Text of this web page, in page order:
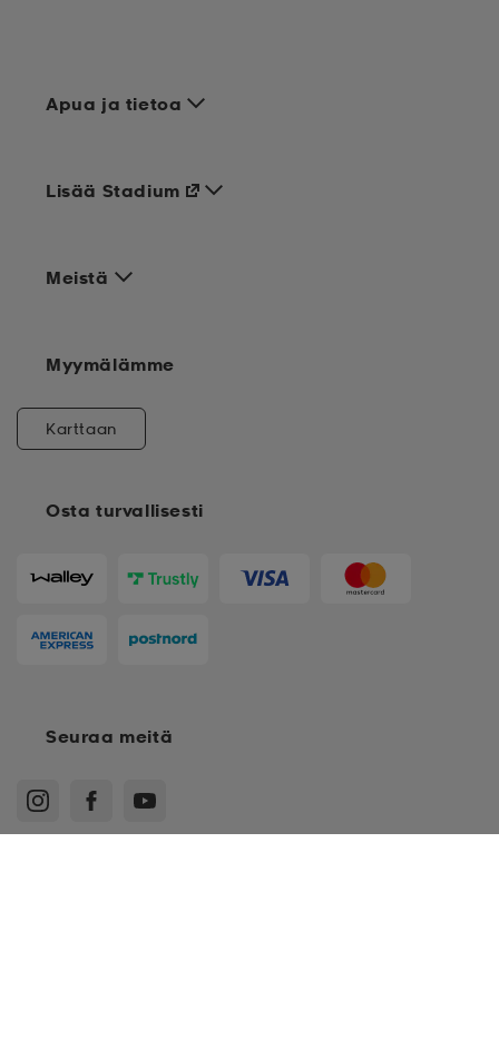
Apua ja tietoa
Meistä
Osta turvallisesti
Lisää Stadium
Myymälämme
Karttaan
Seuraa meitä